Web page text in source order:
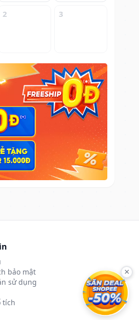
2 3
bảo mật
sử dụng
tích
×